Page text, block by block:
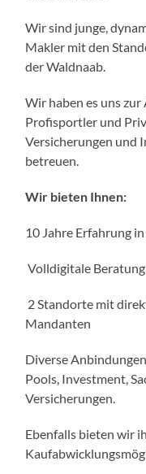
Wir sind junge,
Makler mit den
der Waldnaab.
Wir haben es uns zur
Profisportler und
Versicherungen und
betreuen.
Wir bieten Ihnen:
10 Jahre Erfahrung
Volldigitale Beratung
2 Standorte mit
Mandanten
Diverse
Pools, Investment,
Versicherungen.
Ebenfalls bieten wir